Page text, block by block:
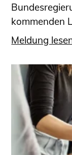
kommenden
Meldung